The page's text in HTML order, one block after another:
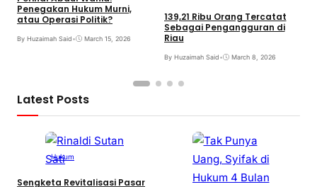
Penegakan Hukum Murni,
atau Operasi Politik?
By Huzaimah Said• March 15, 2026
139,21 Ribu Orang Tercatat
Sebagai Pengangguran di
Riau
By Huzaimah Said• March 8, 2026
Latest Posts
Hukum
Sengketa Revitalisasi Pasar